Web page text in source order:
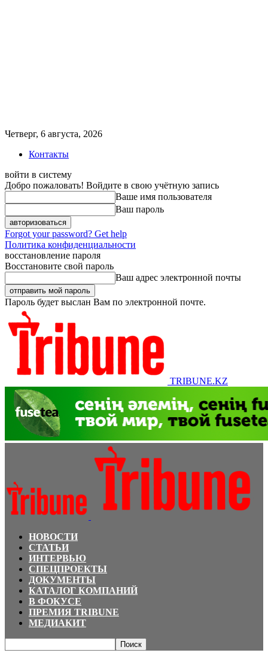
Четверг, 6 августа, 2026
Контакты
войти в систему
Добро пожаловать! Войдите в свою учётную запись
Ваше имя пользователя
Ваш пароль
Forgot your password? Get help
Политика конфиденциальности
восстановление пароля
Восстановите свой пароль
Ваш адрес электронной почты
Пароль будет выслан Вам по электронной почте.
TRIBUNE.KZ
НОВОСТИ
СТАТЬИ
ИНТЕРВЬЮ
СПЕЦПРОЕКТЫ
ДОКУМЕНТЫ
КАТАЛОГ КОМПАНИЙ
В ФОКУСЕ
ПРЕМИЯ TRIBUNE
МЕДИАКИТ